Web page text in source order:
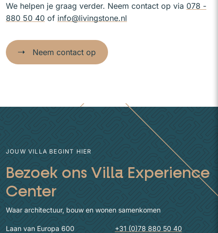
We helpen je graag verder. Neem contact op via 078 -
880 50 40 of info@livingstone.nl
Neem contact op
JOUW VILLA BEGINT HIER
Bezoek ons Villa Experience
Center
Waar architectuur, bouw en wonen samenkomen
Laan van Europa 600
+31 (0)78 880 50 40